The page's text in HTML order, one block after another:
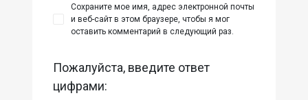
Сохраните мое имя, адрес электронной почты
и веб-сайт в этом браузере, чтобы я мог
оставить комментарий в следующий раз.
Пожалуйста, введите ответ
цифрами: